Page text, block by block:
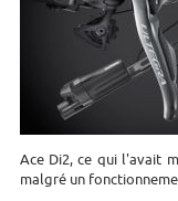
Ace Di2, ce qui l'avait
malgré un